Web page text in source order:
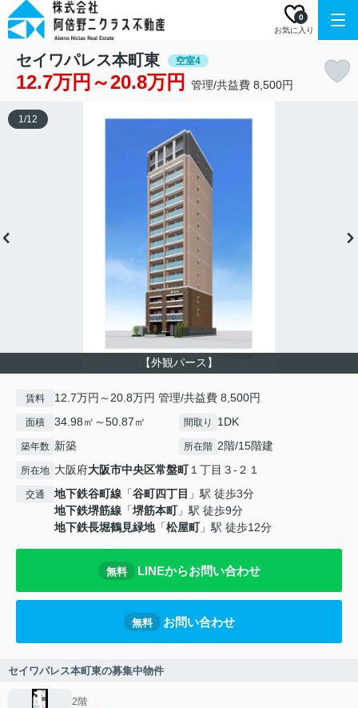
お気に入り
0
セイワパレス本町東 空室4
12.7万円～20.8万円 管理/共益費 8,500円
【外観パース】
1/12
賃料 12.7万円～20.8万円 管理/共益費 8,500円
面積 34.98㎡～50.87㎡ 間取り 1DK
築年数 新築 所在階 2階/15階建
所在地 大阪府大阪市中央区常盤町１丁目３-２１
交通 地下鉄谷町線 「谷町四丁目 」駅 徒歩3分
地下鉄堺筋線 「堺筋本町」駅 徒歩9分
地下鉄長堀鶴見緑地「松屋町」駅 徒歩12分
無料 LINEからお問い合わせ
無料 お問い合わせ
セイワパレス本町東の募集中物件
2階